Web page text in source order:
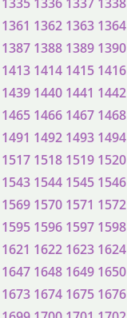
1361 1362 1363 1364
1387 1388 1389 1390
1413 1414 1415 1416
1439 1440 1441 1442
1465 1466 1467 1468
1491 1492 1493 1494
1517 1518 1519 1520
1543 1544 1545 1546
1569 1570 1571 1572
1595 1596 1597 1598
1621 1622 1623 1624
1647 1648 1649 1650
1673 1674 1675 1676